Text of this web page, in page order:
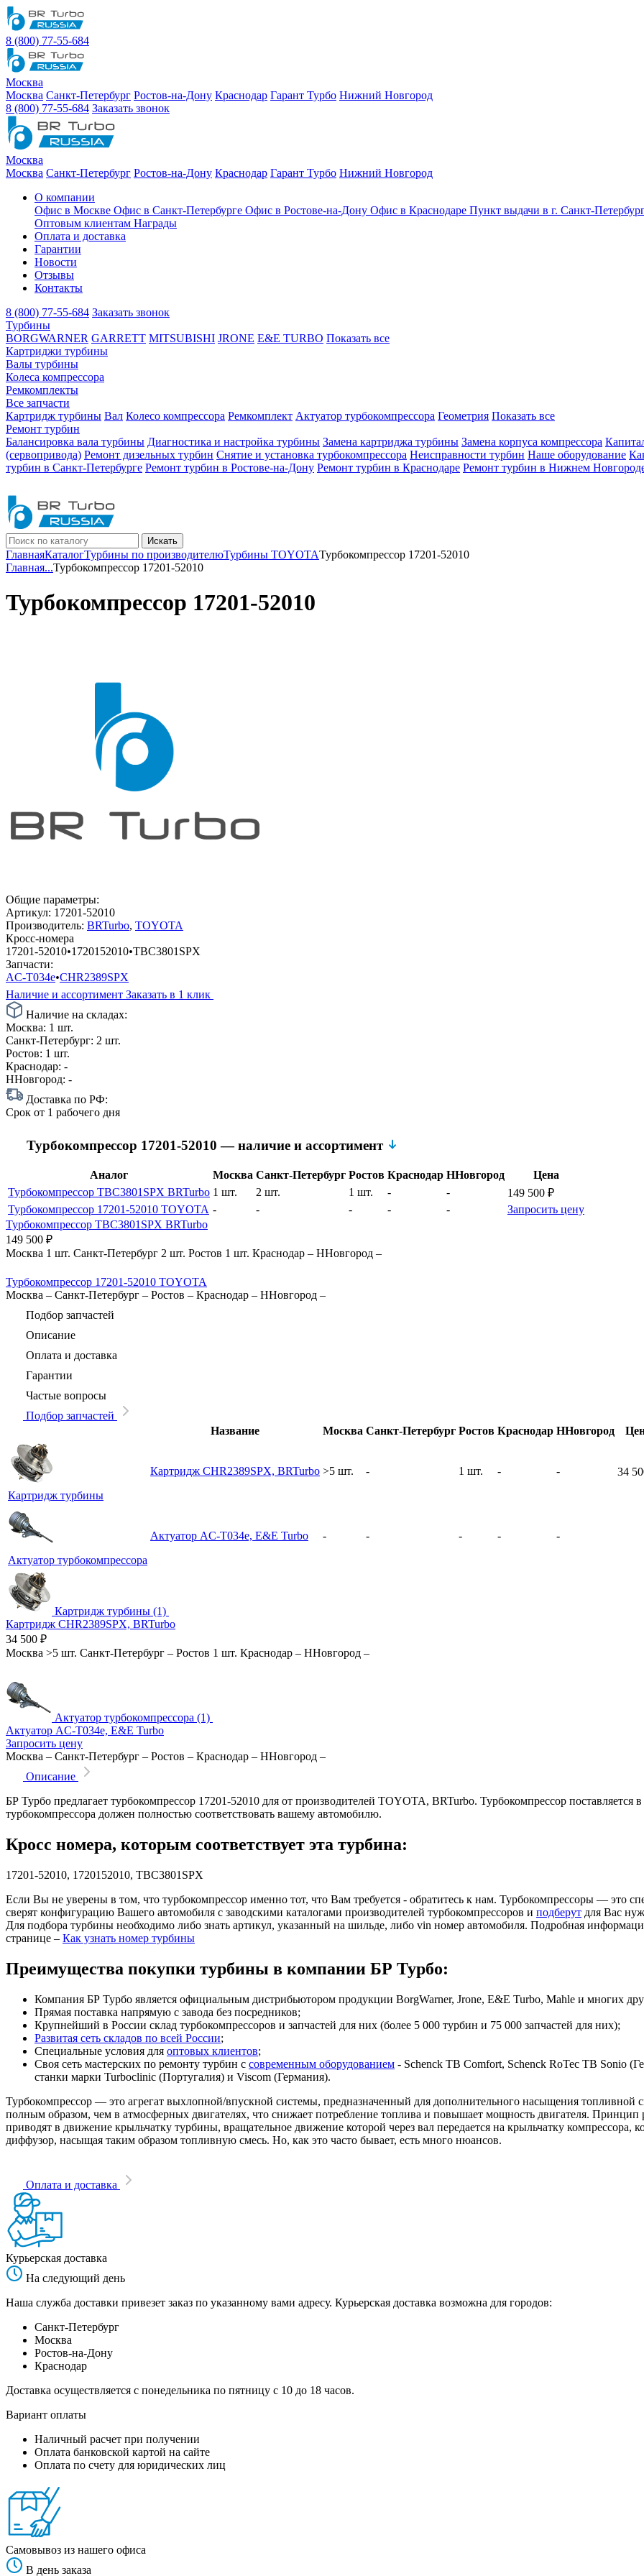
8 (800) 77-55-684
Москва
Москва Санкт-Петербург Ростов-на-Дону Краснодар Гарант Турбо Нижний Новгород
8 (800) 77-55-684 Заказать звонок
Москва
Москва Санкт-Петербург Ростов-на-Дону Краснодар Гарант Турбо Нижний Новгород
О компании
Офис в Москве Офис в Санкт-Петербурге Офис в Ростове-на-Дону Офис в Краснодаре Пункт выдачи в г. Санкт-
Оптовым клиентам Награды
Оплата и доставка
Гарантии
Новости
Отзывы
Контакты
8 (800) 77-55-684 Заказать звонок
Турбины
BORGWARNER GARRETT MITSUBISHI JRONE E&E TURBO Показать все
Картриджи турбины
Валы турбины
Колеса компрессора
Ремкомплекты
Все запчасти
Картридж турбины Вал Колесо компрессора Ремкомплект Актуатор турбокомпрессора Геометрия Показать все
Ремонт турбин
Балансировка вала турбины Диагностика и настройка турбины Замена картриджа турбины Замена корпуса компрессора
(сервопривода) Ремонт дизельных турбин Снятие и установка турбокомпрессора Неисправности турбин Наше оборудование
турбин в Санкт-Петербурге Ремонт турбин в Ростове-на-Дону Ремонт турбин в Краснодаре Ремонт турбин в Нижнем
Искать
ГлавнаяКаталогТурбины по производителюТурбины TOYOTAТурбокомпрессор 17201-52010
Главная...Турбокомпрессор 17201-52010
Турбокомпрессор 17201-52010
Общие параметры:
Артикул: 17201-52010
Производитель: BRTurbo, TOYOTA
Кросс-номера
17201-52010•1720152010•TBC3801SPX
Запчасти:
AC-T034e•CHR2389SPX
Наличие и ассортимент Заказать в 1 клик
Наличие на складах:
Москва: 1 шт.
Санкт-Петербург: 2 шт.
Ростов: 1 шт.
Краснодар: -
ННовгород: -
Доставка по РФ:
Срок от 1 рабочего дня
Турбокомпрессор 17201-52010 — наличие и ассортимент
Аналог Москва Санкт-Петербург Ростов Краснодар ННовгород
Цена
Турбокомпрессор TBC3801SPX BRTurbo 1 шт. 2 шт. 1 шт. - - 149 500 ₽
Турбокомпрессор 17201-52010 TOYOTA - - - - -
Запросить цену
Турбокомпрессор TBC3801SPX BRTurbo
149 500 ₽
Москва 1 шт. Санкт-Петербург 2 шт. Ростов 1 шт. Краснодар – ННовгород –
Турбокомпрессор 17201-52010 TOYOTA
Москва – Санкт-Петербург – Ростов – Краснодар – ННовгород –
Подбор запчастей
Описание
Оплата и доставка
Гарантии
Частые вопросы
Подбор запчастей
Название
Москва Санкт-Петербург Ростов Краснодар ННовгород
Картридж турбины
Картридж CHR2389SPX, BRTurbo >5 шт. - 1 шт. - - 34
Актуатор турбокомпрессора
Актуатор AC-T034e, E&E Turbo - - - - -
Картридж турбины (1)
Картридж CHR2389SPX, BRTurbo
34 500 ₽
Москва >5 шт. Санкт-Петербург – Ростов 1 шт. Краснодар – ННовгород –
Актуатор турбокомпрессора (1)
Актуатор AC-T034e, E&E Turbo
Запросить цену
Москва – Санкт-Петербург – Ростов – Краснодар – ННовгород –
Описание
БР Турбо предлагает турбокомпрессор 17201-52010 для от производителей TOYOTA, BRTurbo. Турбокомпрессор
турбокомпрессора должен полностью соответствовать вашему автомобилю.
Кросс номера, которым соответствует эта турбина:
17201-52010, 1720152010, TBC3801SPX
Если Вы не уверены в том, что турбокомпрессор именно тот, что Вам требуется - обратитесь к нам. Турбокомпрессоры — это
сверят конфигурацию Вашего автомобиля с заводскими каталогами производителей турбокомпрессоров и подберут для Вас
Для подбора турбины необходимо либо знать артикул, указанный на шильде, либо vin номер автомобиля. Подробная
странице – Как узнать номер турбины
Преимущества покупки турбины в компании БР Турбо:
Компания БР Турбо является официальным дистрибьютором продукции BorgWarner, Jrone, E&E Turbo, Mahle и многих
Прямая поставка напрямую с завода без посредников;
Крупнейший в России склад турбокомпрессоров и запчастей для них (более 5 000 турбин и 75 000 запчастей для них);
Развитая сеть складов по всей России;
Специальные условия для оптовых клиентов;
Своя сеть мастерских по ремонту турбин с современным оборудованием - Schenck TB Comfort, Schenck RoTec TB Sonio
станки марки Turboclinic (Португалия) и Viscom (Германия).
Турбокомпрессор — это агрегат выхлопной/впускной системы, предназначенный для дополнительного насыщения топливной
полным образом, чем в атмосферных двигателях, что снижает потребление топлива и повышает мощность двигателя.
приводят в движение крыльчатку турбины, вращательное движение которой через вал передается на крыльчатку компрессора,
диффузор, насыщая таким образом топливную смесь. Но, как это часто бывает, есть много нюансов.
Оплата и доставка
Курьерская доставка
На следующий день
Наша служба доставки привезет заказ по указанному вами адресу. Курьерская доставка возможна для городов:
Санкт-Петербург
Москва
Ростов-на-Дону
Краснодар
Доставка осуществляется с понедельника по пятницу с 10 до 18 часов.
Вариант оплаты
Наличный расчет при получении
Оплата банковской картой на сайте
Оплата по счету для юридических лиц
Самовывоз из нашего офиса
В день заказа